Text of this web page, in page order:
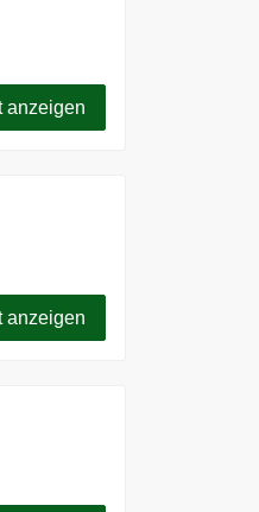
anzeigen
anzeigen